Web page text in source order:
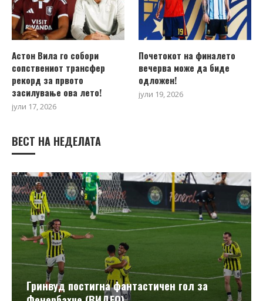
Астон Вила го собори
сопствениот трансфер
рекорд за првото
засилување ова лето!
јули 17, 2026
Почетокот на финалето
вечерва може да биде
одложен!
јули 19, 2026
ВЕСТ НА НЕДЕЛАТА
Гринвуд постигна фантастичен гол за